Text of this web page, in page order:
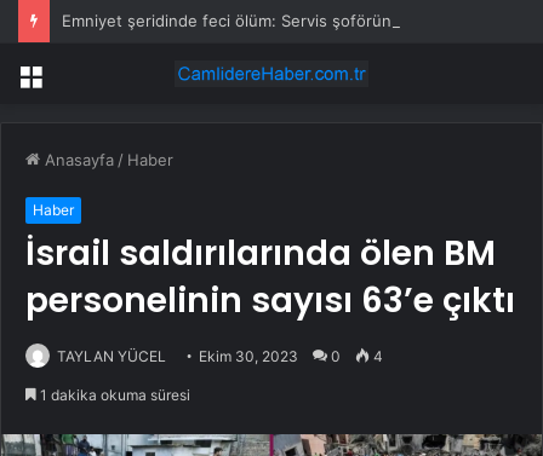
Menü
Anasayfa / Haber
Haber
İsrail saldırılarında ölen BM
personelinin sayısı 63’e çıktı
TAYLAN YÜCEL Ekim 30, 2023 0 4
1 dakika okuma süresi